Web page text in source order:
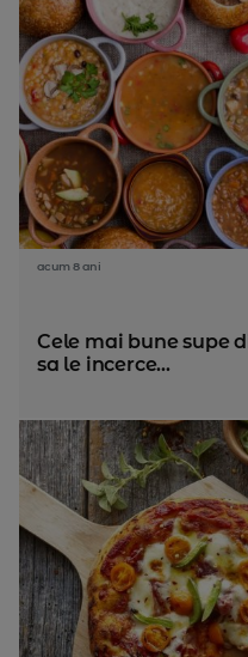
acum 8 ani
Cele mai bune supe
sa le incerce...